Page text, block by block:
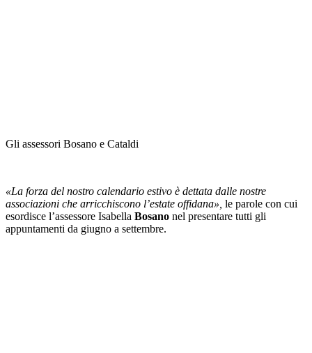
Gli assessori Bosano e Cataldi
«La forza del nostro calendario estivo è dettata dalle nostre
associazioni che arricchiscono l’estate offidana», le parole con cui
esordisce l’assessore Isabella Bosano nel presentare tutti gli
appuntamenti da giugno a settembre.